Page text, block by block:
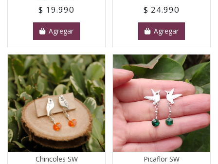
$ 19.990
Agregar
$ 24.990
Agregar
Chincoles SW Picaflor SW